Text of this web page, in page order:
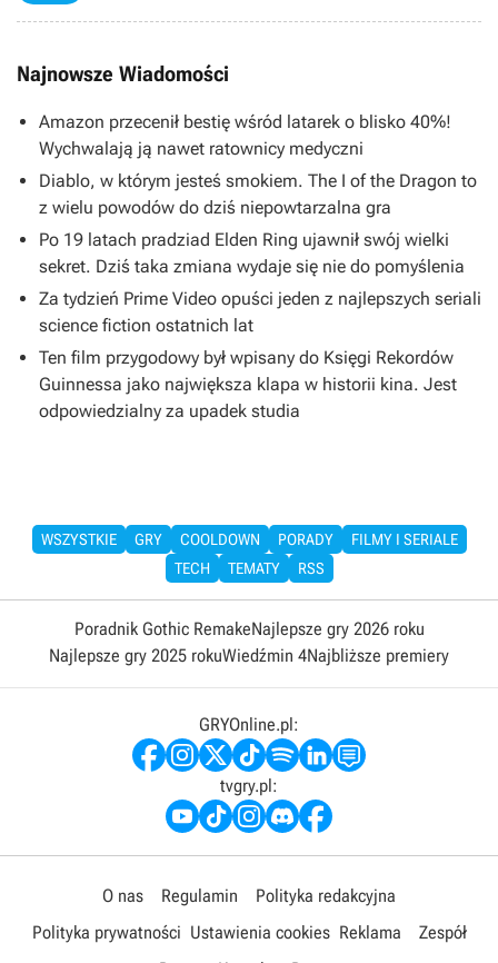
Najnowsze Wiadomości
Amazon przecenił bestię wśród latarek o blisko 40%!
Wychwalają ją nawet ratownicy medyczni
Diablo, w którym jesteś smokiem. The I of the Dragon to
z wielu powodów do dziś niepowtarzalna gra
Po 19 latach pradziad Elden Ring ujawnił swój wielki
sekret. Dziś taka zmiana wydaje się nie do pomyślenia
Za tydzień Prime Video opuści jeden z najlepszych seriali
science fiction ostatnich lat
Ten film przygodowy był wpisany do Księgi Rekordów
Guinnessa jako największa klapa w historii kina. Jest
odpowiedzialny za upadek studia
WSZYSTKIE GRY COOLDOWN PORADY
FILMY I SERIALE
TECH
TEMATY RSS
Poradnik Gothic RemakeNajlepsze gry 2026 roku
Najlepsze gry 2025 rokuWiedźmin 4Najbliższe premiery
GRYOnline.pl:
tvgry.pl:
O nas Regulamin
Polityka redakcyjna
Polityka prywatności Ustawienia cookies Reklama
Zespół